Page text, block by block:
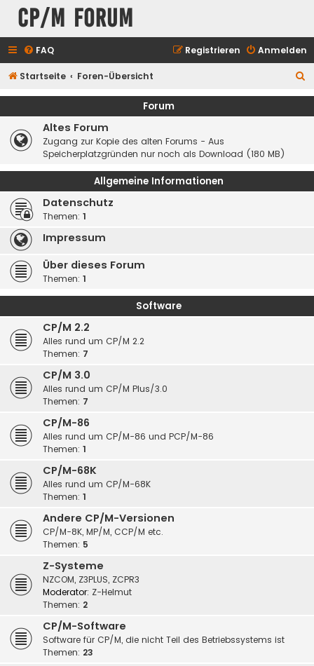
CP/M Forum
FAQ Anmelden
Registrieren
Startseite Foren-Übersicht
u
Forum
Altes Forum
Zugang zur Kopie des alten Forums - Aus
Speicherplatzgründen nur noch als Download (180 MB)
Allgemeine Informationen
Datenschutz
Themen: 1
Impressum
Über dieses Forum
Themen: 1
Software
CP/M 2.2
Alles rund um CP/M 2.2
Themen: 7
CP/M 3.0
Alles rund um CP/M Plus/3.0
Themen: 7
CP/M-86
Alles rund um CP/M-86 und PCP/M-86
Themen: 1
CP/M-68K
Alles rund um CP/M-68K
Themen: 1
Andere CP/M-Versionen
CP/M-8K, MP/M, CCP/M etc.
Themen: 5
Z-Systeme
NZCOM, Z3PLUS, ZCPR3
Moderator: Z-Helmut
Themen: 2
CP/M-Software
Software für CP/M, die nicht Teil des Betriebssystems ist
Themen: 23